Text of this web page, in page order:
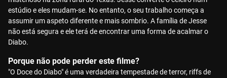
estúdio e eles mudam-se. No entanto, o seu trabalho começa a
assumir um aspeto diferente e mais sombrio. A família de Jesse
não está segura e ele terá de encontrar uma forma de acalmar o
Diabo.
Porque não pode perder este filme?
"O Doce do Diabo" é uma verdadeira tempestade de terror, riffs de